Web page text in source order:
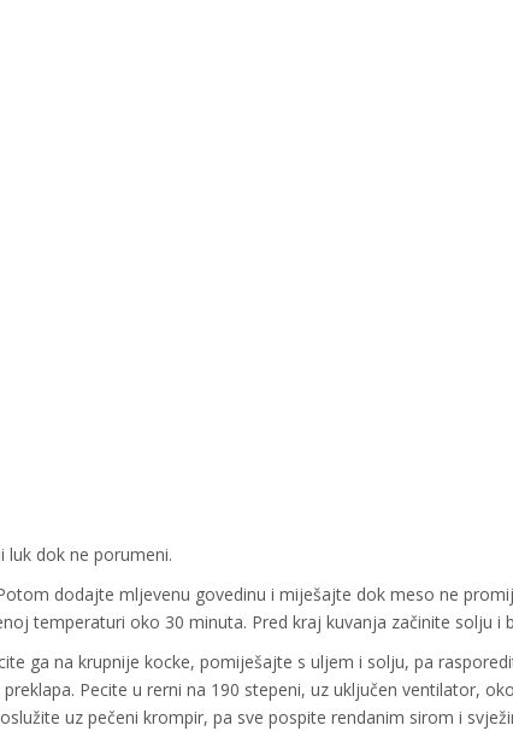
luk dok ne porumeni.
dodajte mljevenu govedinu i miješajte dok meso ne
temperaturi oko 30 minuta. Pred kraj kuvanja začinite solju i
ga na krupnije kocke, pomiješajte s uljem i solju, pa
Pecite u rerni na 190 stepeni, uz uključen ventilator,
uz pečeni krompir, pa sve pospite rendanim sirom i